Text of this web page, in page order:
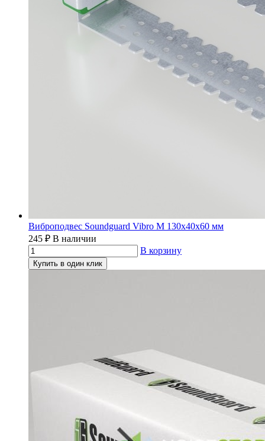
Виброподвес Soundguard Vibro M 130x40x60 мм
245 ₽ В наличии
В корзину
Купить в один клик